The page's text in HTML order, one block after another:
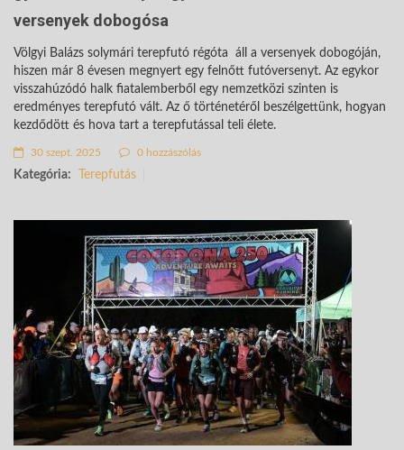
versenyek dobogósa
Völgyi Balázs solymári terepfutó régóta áll a versenyek dobogóján,
hiszen már 8 évesen megnyert egy felnőtt futóversenyt. Az egykor
visszahúzódó halk fiatalemberből egy nemzetközi szinten is
eredményes terepfutó vált. Az ő történetéről beszélgettünk, hogyan
kezdődött és hova tart a terepfutással teli élete.
30 szept. 2025 0 hozzászólás
Kategória: Terepfutás